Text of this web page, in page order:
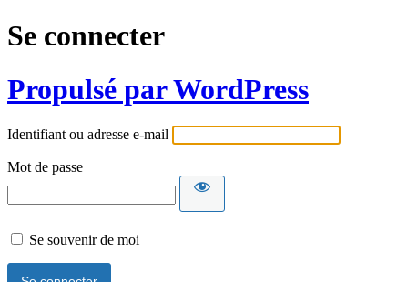
Se connecter
Propulsé par WordPress
Identifiant ou adresse e-mail
Mot de passe
Se souvenir de moi